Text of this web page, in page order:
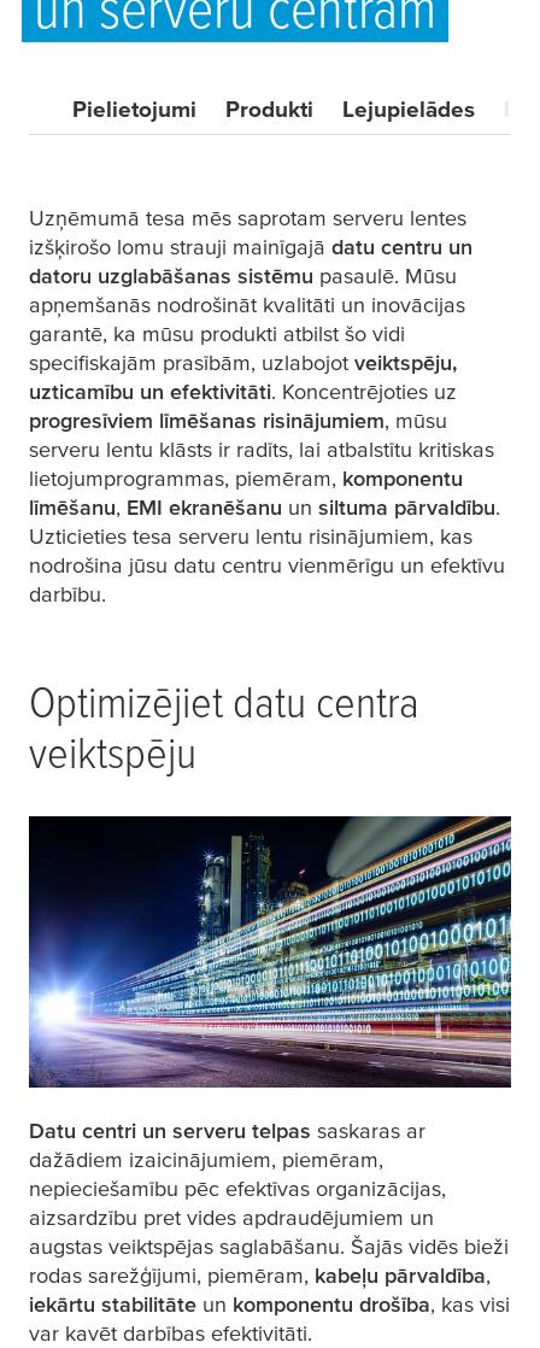
Pielietojumi Produkti Lejupielādes
Uzņēmumā tesa mēs saprotam serveru lentes
izšķirošo lomu strauji mainīgajā datu centru un
datoru uzglabāšanas sistēmu pasaulē. Mūsu
apņemšanās nodrošināt kvalitāti un inovācijas
garantē, ka mūsu produkti atbilst šo vidi
specifiskajām prasībām, uzlabojot veiktspēju,
uzticamību un efektivitāti. Koncentrējoties uz
progresīviem līmēšanas risinājumiem, mūsu
serveru lentu klāsts ir radīts, lai atbalstītu kritiskas
lietojumprogrammas, piemēram, komponentu
līmēšanu, EMI ekranēšanu un siltuma pārvaldību.
Uzticieties tesa serveru lentu risinājumiem, kas
nodrošina jūsu datu centru vienmērīgu un efektīvu
darbību.
Optimizējiet datu centra
veiktspēju
Datu centri un serveru telpas saskaras ar
dažādiem izaicinājumiem, piemēram,
nepieciešamību pēc efektīvas organizācijas,
aizsardzību pret vides apdraudējumiem un
augstas veiktspējas saglabāšanu. Šajās vidēs bieži
rodas sarežģījumi, piemēram, kabeļu pārvaldība,
iekārtu stabilitāte un komponentu drošība, kas visi
var kavēt darbības efektivitāti.